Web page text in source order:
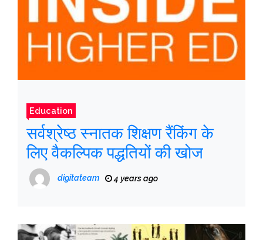
Education
सर्वश्रेष्ठ स्नातक शिक्षण रैंकिंग के
लिए वैकल्पिक पद्धतियों की खोज
digitateam 4 years ago